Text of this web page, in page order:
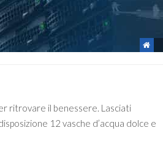
ritrovare il benessere. Lasciati
12 vasche d’acqua dolce e